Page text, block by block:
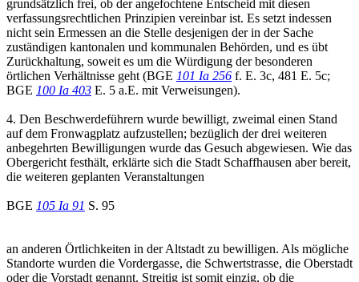
grundsätzlich frei, ob der angefochtene Entscheid mit diesen
verfassungsrechtlichen Prinzipien vereinbar ist. Es setzt indessen
nicht sein Ermessen an die Stelle desjenigen der in der Sache
zuständigen kantonalen und kommunalen Behörden, und es übt
Zurückhaltung, soweit es um die Würdigung der besonderen
örtlichen Verhältnisse geht (BGE 101 Ia 256 f. E. 3c, 481 E. 5c;
BGE 100 Ia 403 E. 5 a.E. mit Verweisungen).
4. Den Beschwerdeführern wurde bewilligt, zweimal einen Stand
auf dem Fronwagplatz aufzustellen; bezüglich der drei weiteren
anbegehrten Bewilligungen wurde das Gesuch abgewiesen. Wie das
Obergericht festhält, erklärte sich die Stadt Schaffhausen aber bereit,
die weiteren geplanten Veranstaltungen
BGE 105 Ia 91 S. 95
an anderen Örtlichkeiten in der Altstadt zu bewilligen. Als mögliche
Standorte wurden die Vordergasse, die Schwertstrasse, die Oberstadt
oder die Vorstadt genannt. Streitig ist somit einzig, ob die